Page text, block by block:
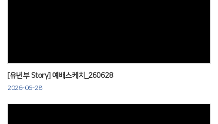
[유년부 Story] 예배스케치_260628
2026-06-28